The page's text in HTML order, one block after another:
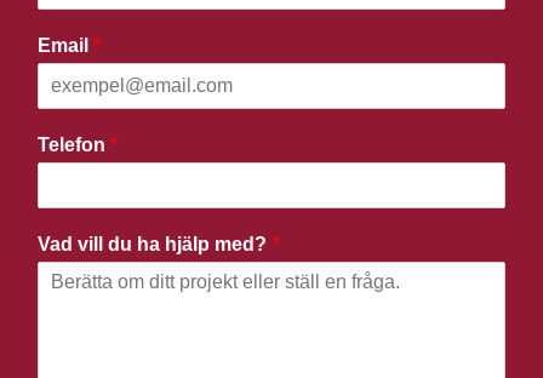
Email *
Telefon *
Vad vill du ha hjälp med? *